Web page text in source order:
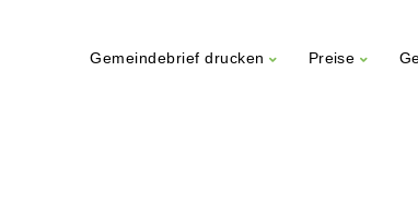
Gemeindebrief drucken Preise